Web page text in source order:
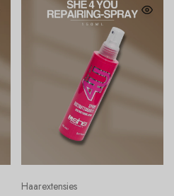
Haarextensies